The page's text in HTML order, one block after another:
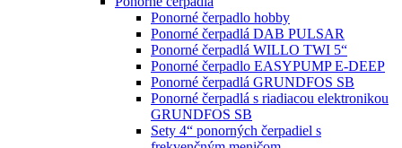
Ponorné čerpadlo hobby
Ponorné čerpadlá DAB PULSAR
Ponorné čerpadlá WILLO TWI 5“
Ponorné čerpadlo EASYPUMP E-DEEP
Ponorné čerpadlá GRUNDFOS SB
Ponorné čerpadlá s riadiacou elektronikou
GRUNDFOS SB
Sety 4“ ponorných čerpadiel s